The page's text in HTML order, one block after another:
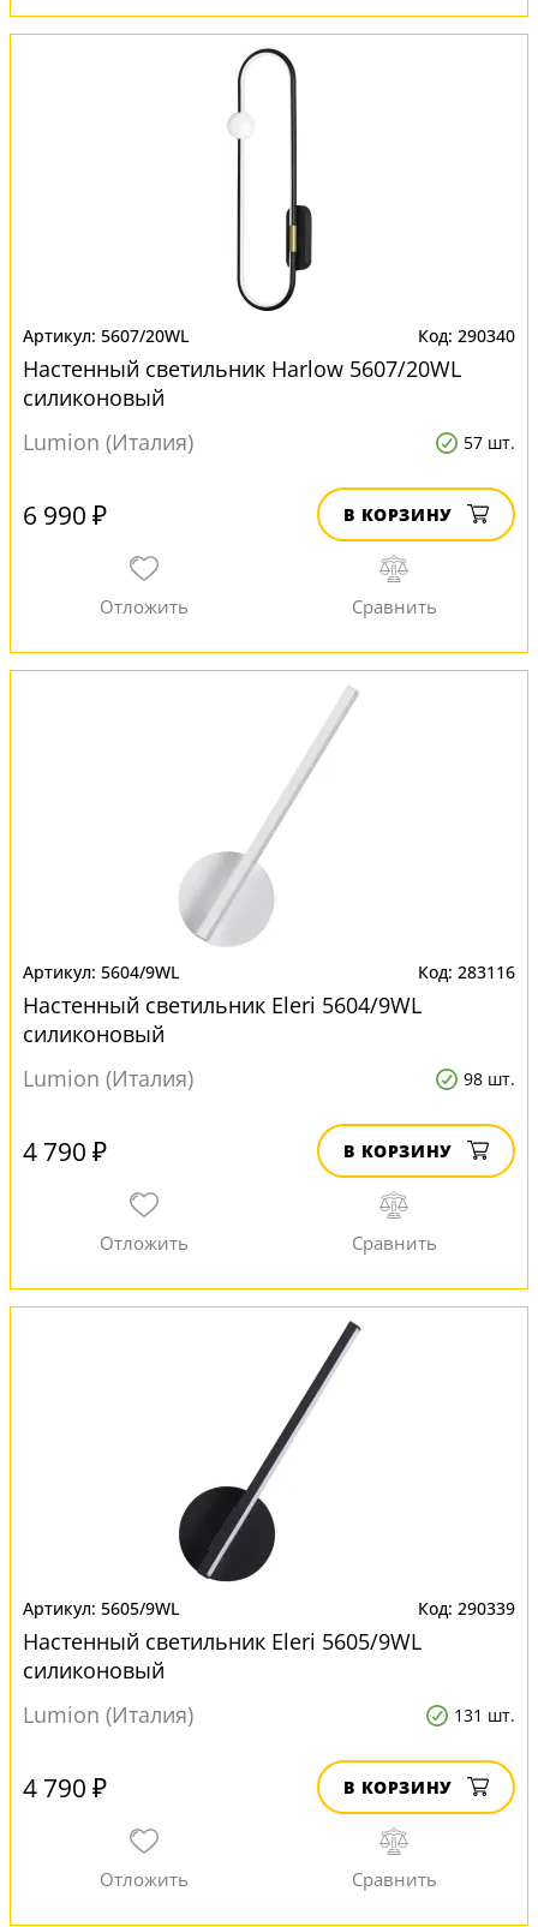
5607/20WL 290340
Настенный светильник Harlow 5607/20WL
силиконовый
Lumion (Италия)
57 шт.
6 990 ₽ В КОРЗИНУ
5604/9WL 283116
Настенный светильник Eleri 5604/9WL
силиконовый
Lumion (Италия)
98 шт.
4 790 ₽ В КОРЗИНУ
5605/9WL 290339
Настенный светильник Eleri 5605/9WL
силиконовый
Lumion (Италия)
131 шт.
4 790 ₽ В КОРЗИНУ